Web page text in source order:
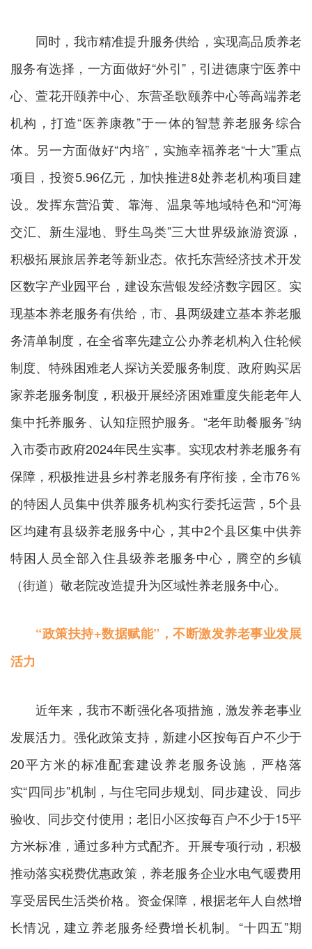
同时，我市精准提升服务供给，实现高品质养老
服务有选择，一方面做好“外引”，引进德康宁医养中
心、萱花开颐养中心、东营圣歌颐养中心等高端养老
机构，打造“医养康教”于一体的智慧养老服务综合
体。另一方面做好“内培”，实施幸福养老“十大”重点
项目，投资5.96亿元，加快推进8处养老机构项目建
设。发挥东营沿黄、靠海、温泉等地域特色和“河海
交汇、新生湿地、野生鸟类”三大世界级旅游资源，
积极拓展旅居养老等新业态。依托东营经济技术开发
区数字产业园平台，建设东营银发经济数字园区。实
现基本养老服务有供给，市、县两级建立基本养老服
务清单制度，在全省率先建立公办养老机构入住轮候
制度、特殊困难老人探访关爱服务制度、政府购买居
家养老服务制度，积极开展经济困难重度失能老年人
集中托养服务、认知症照护服务。“老年助餐服务”纳
入市委市政府2024年民生实事。实现农村养老服务有
保障，积极推进县乡村养老服务有序衔接，全市76％
的特困人员集中供养服务机构实行委托运营，5个县
区均建有县级养老服务中心，其中2个县区集中供养
特困人员全部入住县级养老服务中心，腾空的乡镇
（街道）敬老院改造提升为区域性养老服务中心。
“政策扶持+数据赋能”，不断激发养老事业发展
活力
近年来，我市不断强化各项措施，激发养老事业
发展活力。强化政策支持，新建小区按每百户不少于
20平方米的标准配套建设养老服务设施，严格落
实“四同步”机制，与住宅同步规划、同步建设、同步
验收、同步交付使用；老旧小区按每百户不少于15平
方米标准，通过多种方式配齐。开展专项行动，积极
推动落实税费优惠政策，养老服务企业水电气暖费用
享受居民生活类价格。资金保障，根据老年人自然增
长情况，建立养老服务经费增长机制。“十四五”期